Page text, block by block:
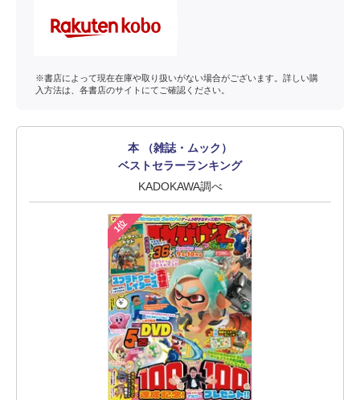
※書店によって現在在庫や取り扱いがない場合がございます。詳しい購
入方法は、各書店のサイトにてご確認ください。
本 （雑誌・ムック）
ベストセラーランキング
KADOKAWA調べ
1位